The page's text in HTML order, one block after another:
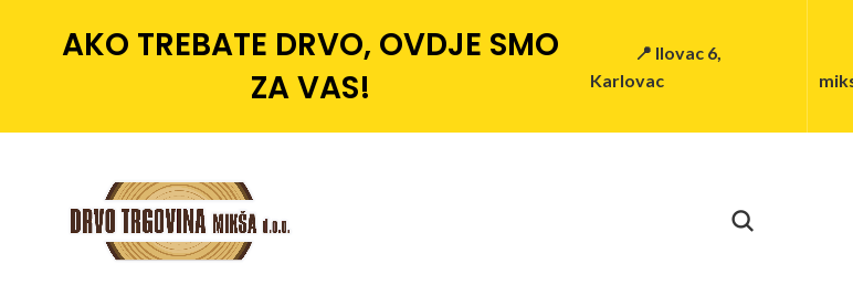
AKO TREBATE DRVO, OVDJE SMO
ZA VAS!
📍 Ilovac 6,
Karlovac